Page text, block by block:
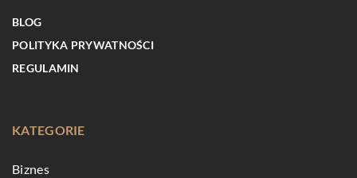
BLOG
POLITYKA PRYWATNOŚCI
REGULAMIN
KATEGORIE
Biznes